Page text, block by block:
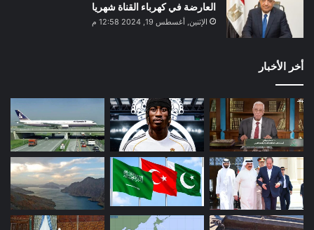
العارضة في كهرباء القناة شهريا
الإثنين, أغسطس 19, 2024 12:58 م
أخر الأخبار